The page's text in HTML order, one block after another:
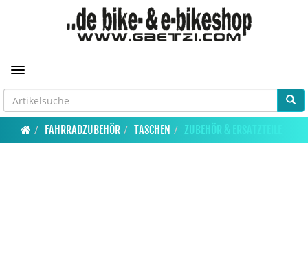
Toggle navigation
FAHRRADZUBEHÖR TASCHEN ZUBEHÖR & ERSATZTEILE